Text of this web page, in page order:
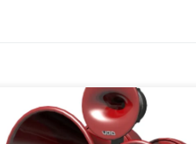
Trots mogen we mededelen dat
Bakker Events diverse Void Acoustics